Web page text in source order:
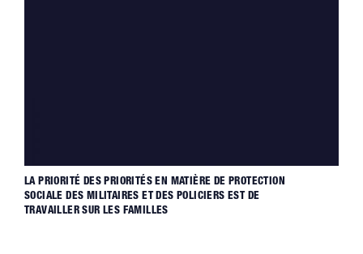
LA PRIORITÉ DES PRIORITÉS EN MATIÈRE DE PROTECTION
SOCIALE DES MILITAIRES ET DES POLICIERS EST DE
TRAVAILLER SUR LES FAMILLES